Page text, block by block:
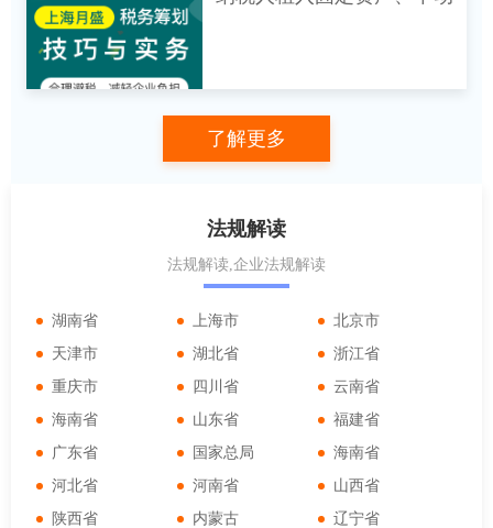
法计税项目、免征增值税项
目、集体福利或者个人消费
的，其进项税额能否全额抵
了解更多
法规解读
法规解读,企业法规解读
湖南省 上海市
北京市
天津市
湖北省
浙江省
重庆市
四川省
云南省
海南省
山东省
福建省
广东省
国家总局
海南省
河北省
河南省
山西省
陕西省
内蒙古
辽宁省